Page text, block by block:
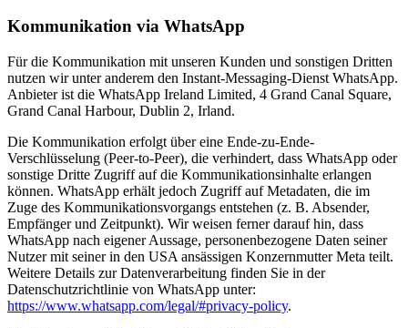
Kommunikation via WhatsApp
Für die Kommunikation mit unseren Kunden und sonstigen Dritten
nutzen wir unter anderem den Instant-Messaging-Dienst WhatsApp.
Anbieter ist die WhatsApp Ireland Limited, 4 Grand Canal Square,
Grand Canal Harbour, Dublin 2, Irland.
Die Kommunikation erfolgt über eine Ende-zu-Ende-
Verschlüsselung (Peer-to-Peer), die verhindert, dass WhatsApp oder
sonstige Dritte Zugriff auf die Kommunikationsinhalte erlangen
können. WhatsApp erhält jedoch Zugriff auf Metadaten, die im
Zuge des Kommunikationsvorgangs entstehen (z. B. Absender,
Empfänger und Zeitpunkt). Wir weisen ferner darauf hin, dass
WhatsApp nach eigener Aussage, personenbezogene Daten seiner
Nutzer mit seiner in den USA ansässigen Konzernmutter Meta teilt.
Weitere Details zur Datenverarbeitung finden Sie in der
Datenschutzrichtlinie von WhatsApp unter:
https://www.whatsapp.com/legal/#privacy-policy.